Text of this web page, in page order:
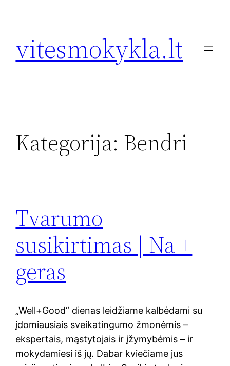
vitesmokykla.lt
Kategorija: Bendri
Tvarumo
susikirtimas | Na +
geras
„Well+Good“ dienas leidžiame kalbėdami su
įdomiausiais sveikatingumo žmonėmis –
ekspertais, mąstytojais ir įžymybėmis – ir
mokydamiesi iš jų. Dabar kviečiame jus